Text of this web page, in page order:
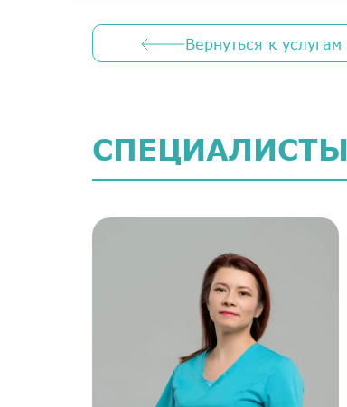
Вернуться к услугам
СПЕЦИАЛИСТЫ